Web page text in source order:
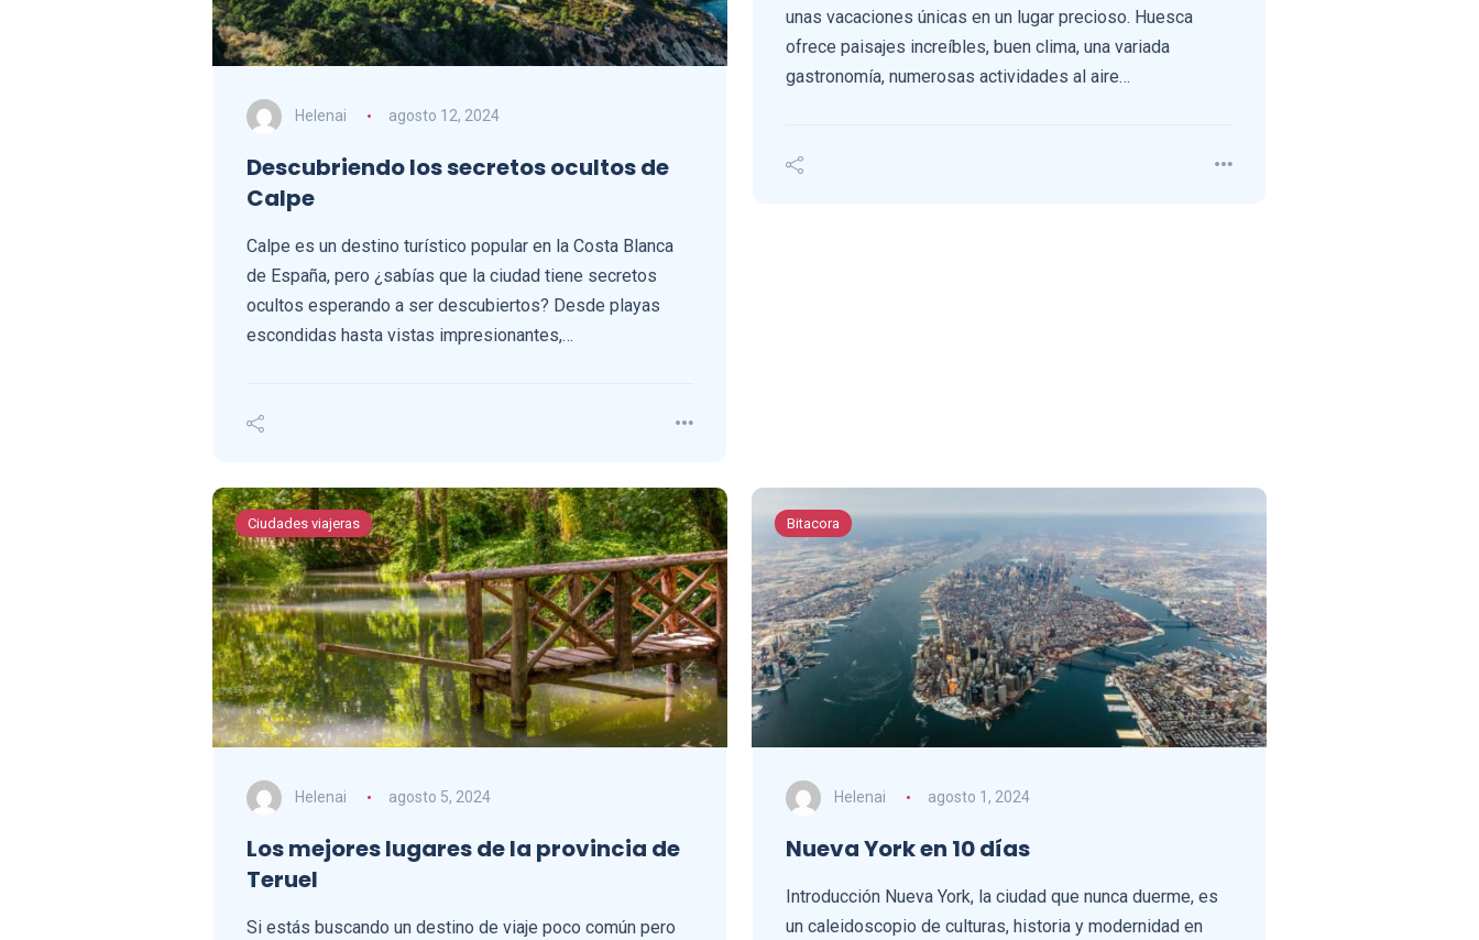
Helenai agosto 12, 2024
Descubriendo los secretos ocultos de
Calpe
Calpe es un destino turístico popular en la Costa Blanca
de España, pero ¿sabías que la ciudad tiene secretos
ocultos esperando a ser descubiertos? Desde playas
escondidas hasta vistas impresionantes,…
unas vacaciones únicas en un lugar precioso. Huesca
ofrece paisajes increíbles, buen clima, una variada
gastronomía, numerosas actividades al aire…
Ciudades viajeras
Helenai agosto 5, 2024
Los mejores lugares de la provincia de
Teruel
Si estás buscando un destino de viaje poco común pero
Bitacora
Helenai agosto 1, 2024
Nueva York en 10 días
Introducción Nueva York, la ciudad que nunca duerme, es
un caleidoscopio de culturas, historia y modernidad en